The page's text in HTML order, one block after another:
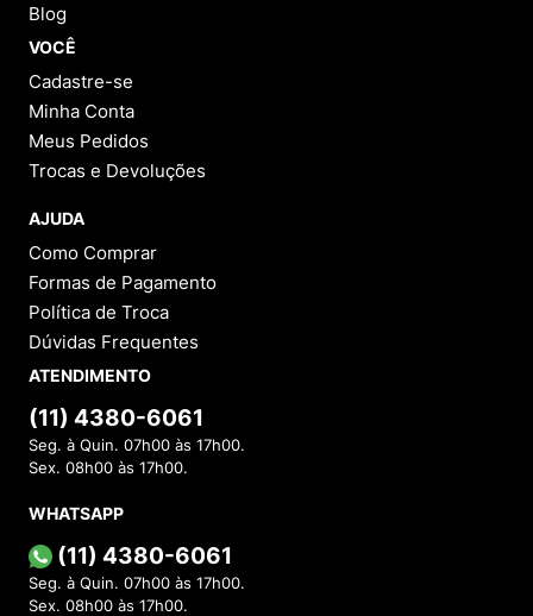
Blog
VOCÊ
Cadastre-se
Minha Conta
Meus Pedidos
Trocas e Devoluções
AJUDA
Como Comprar
Formas de Pagamento
Política de Troca
Dúvidas Frequentes
ATENDIMENTO
(11) 4380-6061
Seg. à Quin. 07h00 às 17h00.
Sex. 08h00 às 17h00.
WHATSAPP
(11) 4380-6061
Seg. à Quin. 07h00 às 17h00.
Sex. 08h00 às 17h00.